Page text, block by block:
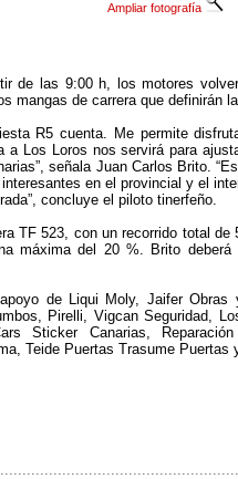
Ampliar fotografía
de las 9:00 h, los motores
mangas de carrera que definirán
R5 cuenta. Me permite
a Los Loros nos servirá para
señala Juan Carlos Brito.
en el provincial y el
concluye el piloto tinerfeño.
TF 523, con un recorrido total
máxima del 20 %. Brito
de Liqui Moly, Jaifer
Pirelli, Vigcan Seguridad,
Sticker Canarias,
Teide Puertas Trasume Puertas